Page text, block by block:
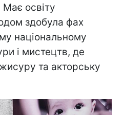
освіту
здобула фах
національному
і мистецтв, де
та акторську